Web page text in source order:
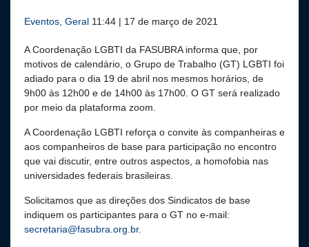
Eventos Geral 11:44 | 17 de março de 2021
A Coordenação LGBTI da FASUBRA informa que, por
motivos de calendário, o Grupo de Trabalho (GT) LGBTI foi
adiado para o dia 19 de abril nos mesmos horários, de
9h00 às 12h00 e de 14h00 às 17h00. O GT será realizado
por meio da plataforma zoom.
A Coordenação LGBTI reforça o convite às companheiras e
aos companheiros de base para participação no encontro
que vai discutir, entre outros aspectos, a homofobia nas
universidades federais brasileiras.
Solicitamos que as direções dos Sindicatos de base
indiquem os participantes para o GT no e-mail:
secretaria@fasubra.org.br.